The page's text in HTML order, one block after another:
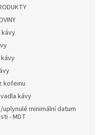
kofeinu
kávy
minimální datum
- MDT